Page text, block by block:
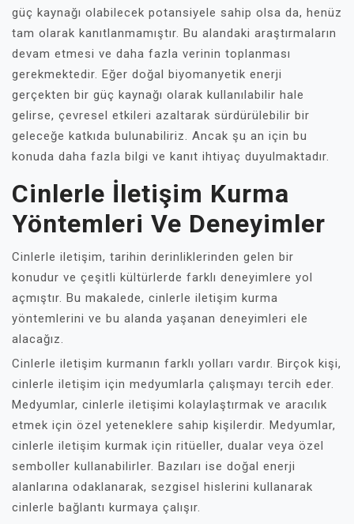
güç kaynağı olabilecek potansiyele sahip olsa da, henüz
tam olarak kanıtlanmamıştır. Bu alandaki araştırmaların
devam etmesi ve daha fazla verinin toplanması
gerekmektedir. Eğer doğal biyomanyetik enerji
gerçekten bir güç kaynağı olarak kullanılabilir hale
gelirse, çevresel etkileri azaltarak sürdürülebilir bir
geleceğe katkıda bulunabiliriz. Ancak şu an için bu
konuda daha fazla bilgi ve kanıt ihtiyaç duyulmaktadır.
Cinlerle İletişim Kurma
Yöntemleri Ve Deneyimler
Cinlerle iletişim, tarihin derinliklerinden gelen bir
konudur ve çeşitli kültürlerde farklı deneyimlere yol
açmıştır. Bu makalede, cinlerle iletişim kurma
yöntemlerini ve bu alanda yaşanan deneyimleri ele
alacağız.
Cinlerle iletişim kurmanın farklı yolları vardır. Birçok kişi,
cinlerle iletişim için medyumlarla çalışmayı tercih eder.
Medyumlar, cinlerle iletişimi kolaylaştırmak ve aracılık
etmek için özel yeteneklere sahip kişilerdir. Medyumlar,
cinlerle iletişim kurmak için ritüeller, dualar veya özel
semboller kullanabilirler. Bazıları ise doğal enerji
alanlarına odaklanarak, sezgisel hislerini kullanarak
cinlerle bağlantı kurmaya çalışır.